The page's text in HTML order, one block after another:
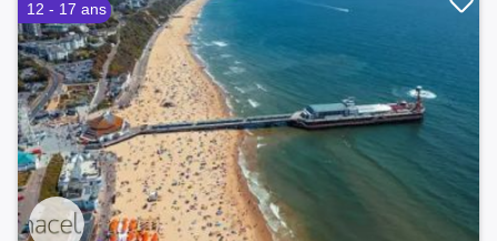
12 - 17 ans